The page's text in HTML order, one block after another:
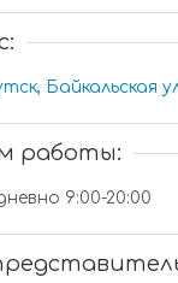
Байкальская
работы:
9:00-20:00